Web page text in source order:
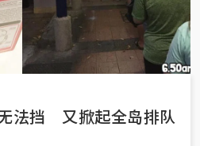
法挡 又掀起全岛排队